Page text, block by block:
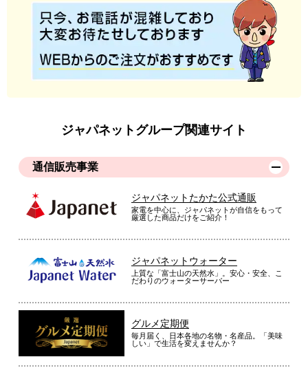
ひんやり感が最高でいい感触です。妻が新色のピンクがいいと
いうことで買い替えを決めました。次回は自分と、子供の分も
商品により、同一シリーズをご購入された方の声を含みます。
ジャパネットグループ関連サイト
通信販売事業
ジャパネットたかた公式通販
家電を中心に、ジャパネットが自信をもって
厳選した商品だけをご紹介！
ジャパネットウォーター
上質な「富士山の天然水」。安心・安全、こ
だわりのウォーターサーバー
グルメ定期便
毎月届く、日本各地の名物・名産品。「美味
しい」で生活を変えませんか？